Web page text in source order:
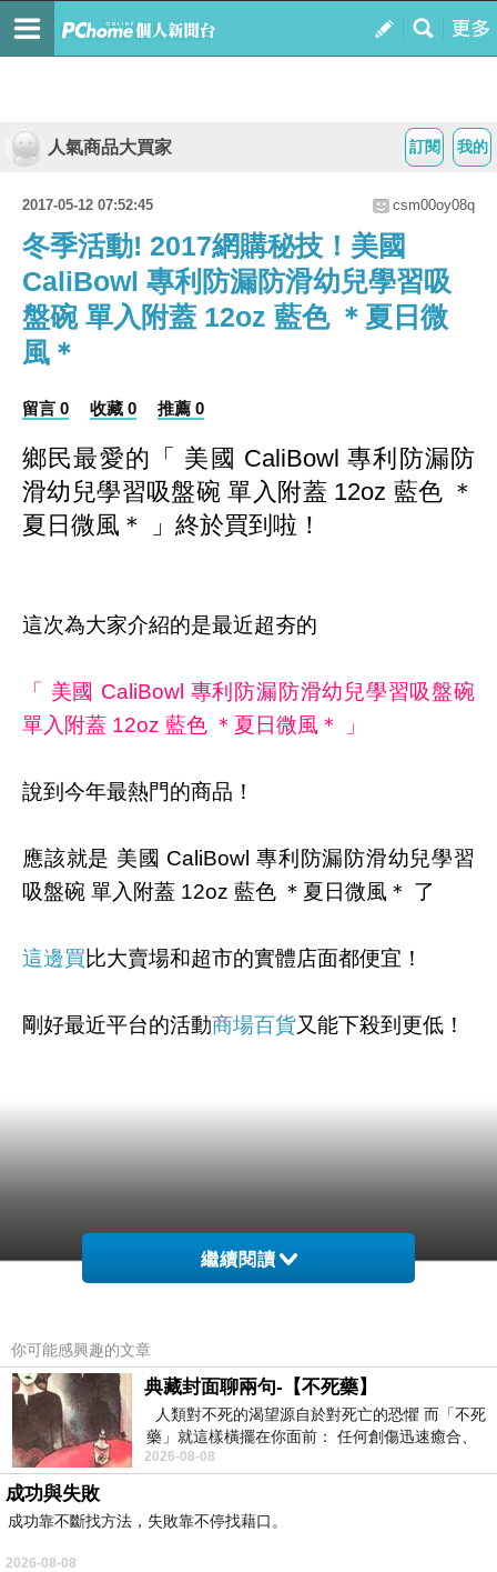
我的
訂閱
人氣商品大買家
2017-05-12 07:52:45 csm00oy08q
冬季活動! 2017網購秘技！美國
CaliBowl 專利防漏防滑幼兒學習吸
盤碗 單入附蓋 12oz 藍色 ＊夏日微
風＊
留言 0 收藏 0 推薦 0
鄉民最愛的「 美國 CaliBowl 專利防漏防
滑幼兒學習吸盤碗 單入附蓋 12oz 藍色 ＊
夏日微風＊ 」終於買到啦！
這次為大家介紹的是最近超夯的
「 美國 CaliBowl 專利防漏防滑幼兒學習吸盤碗
單入附蓋 12oz 藍色 ＊夏日微風＊ 」
說到今年最熱門的商品！
應該就是 美國 CaliBowl 專利防漏防滑幼兒學習
吸盤碗 單入附蓋 12oz 藍色 ＊夏日微風＊ 了
這邊買比大賣場和超市的實體店面都便宜！
剛好最近平台的活動商場百貨又能下殺到更低！
繼續閱讀
你可能感興趣的文章
典藏封面聊兩句-【不死藥】
人類對不死的渴望源自於對死亡的恐懼 而「不死
藥」就這樣橫擺在你面前： 任何創傷迅速癒合、
停止衰老、痛覺消失…堪
2026-08-08
成功與失敗
成功靠不斷找方法，失敗靠不停找藉口。
2026-08-08